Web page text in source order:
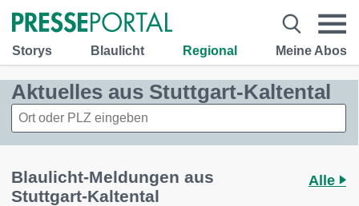
Storys Blaulicht Regional Meine Abos
Aktuelles aus Stuttgart-Kaltental
Blaulicht-Meldungen aus
Stuttgart-Kaltental
Alle